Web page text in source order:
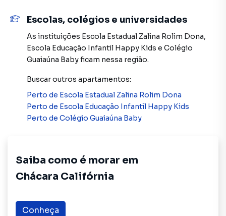
Compare é uma imobiliária digital com imóveis em
diversas cidades do Brasil, incluindo São Paulo.
Na Imobiliária Compare você consegue vender ou alugar
tradicionais. Já vendemos e locamos diversos imóveis em
São Paulo, especialmente em Chácara Califórnia. Isso
porque temos uma equipe de marketing digital focada em
produzir campanhas específicas para São Paulo, o que
time de programadores, corretores treinados e uma
central de atendimento preparada para atender
Escolas, colégios e universidades
As instituições Escola Estadual Zalina Rolim Dona,
Escola Educação Infantil Happy Kids e Colégio
Guaiaúna Babyficam nessa região.
Buscar outros apartamentos:
Perto de Escola Estadual Zalina Rolim Dona
Perto de Escola Educação Infantil Happy Kids
Perto de Colégio Guaiaúna Baby
Saiba como é morar em
Chácara Califórnia
Conheça